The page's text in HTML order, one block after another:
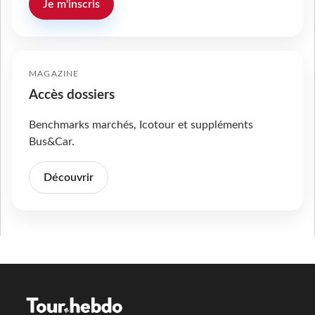
Je m'inscris
MAGAZINE
Accès dossiers
Benchmarks marchés, Icotour et suppléments
Bus&Car.
Découvrir